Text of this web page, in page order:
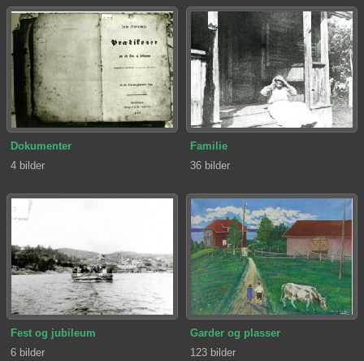
Dokumenter
4 bilder
Familie
36 bilder
Fest og jubileum
6 bilder
Garder og plasser
123 bilder